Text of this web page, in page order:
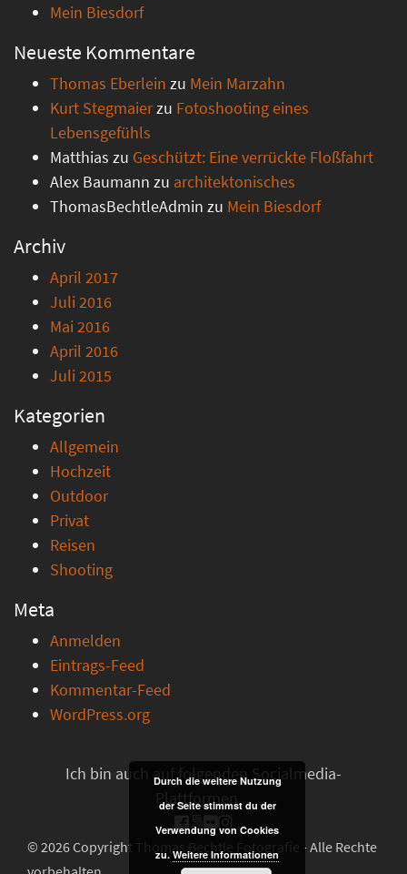
Mein Biesdorf
Neueste Kommentare
Thomas Eberlein zu Mein Marzahn
Kurt Stegmaierzu Fotoshooting eines
Lebensgefühls
Matthias zu Geschützt: Eine verrückte Floßfahrt
Alex Baumann zu architektonisches
ThomasBechtleAdmin zu Mein Biesdorf
Archiv
April 2017
Juli 2016
Mai 2016
April 2016
Juli 2015
Kategorien
Allgemein
Hochzeit
Outdoor
Privat
Reisen
Shooting
Meta
Anmelden
Eintrags-Feed
Kommentar-Feed
WordPress.org
Ich bin auch auf folgenden Socialmedia-
Plattformen ...
© 2026 Copyright Thomas Bechtle Fotografie - Alle Rechte
Durch die weitere Nutzung
der Seite stimmst du der
Verwendung von Cookies
zu.Weitere Informationen